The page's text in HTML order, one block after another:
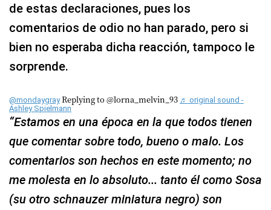
de estas declaraciones, pues los
comentarios de odio no han parado, pero si
bien no esperaba dicha reacción, tampoco le
sorprende.
@mondaygrayReplying to @lorna_melvin_93 ♬ original sound -
Ashley Spielmann
“Estamos en una época en la que todos tienen
que comentar sobre todo, bueno o malo. Los
comentarios son hechos en este momento; no
me molesta en lo absoluto... tanto él como Sosa
(su otro schnauzer miniatura negro) son